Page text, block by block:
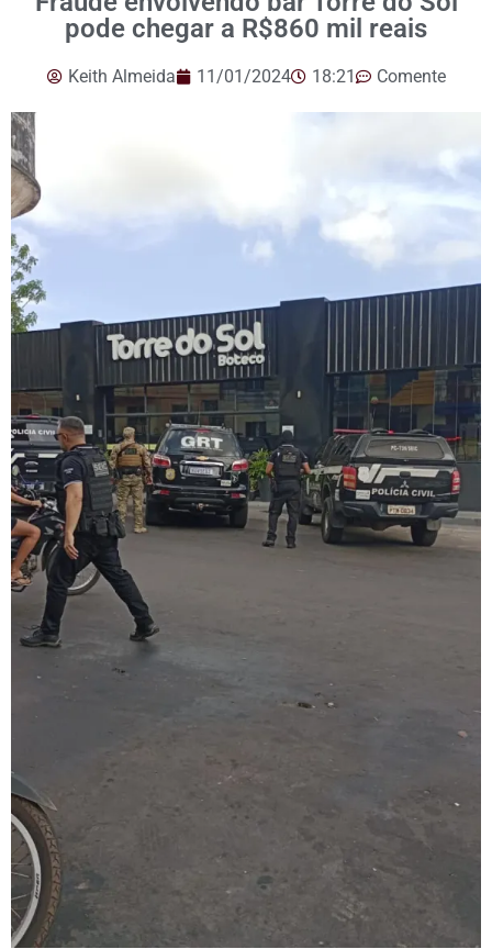
pode chegar a R$860 mil reais
Keith Almeida 11/01/2024 18:21 Comente